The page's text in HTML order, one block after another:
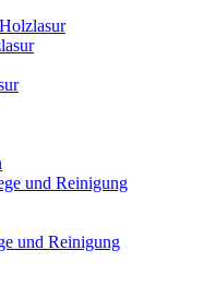
und Reinigung
und Reinigung